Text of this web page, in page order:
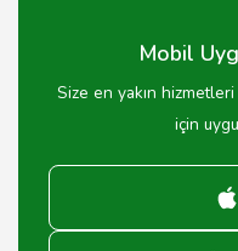
Mobil
Size en yakın
için